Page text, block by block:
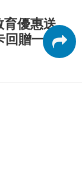
優惠送
贈一覽